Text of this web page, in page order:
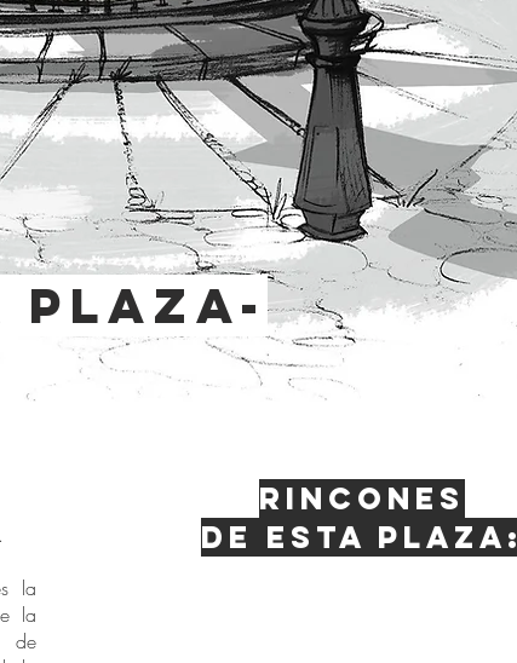
plaza-
la
la
de
Rincones
de esta plaza: